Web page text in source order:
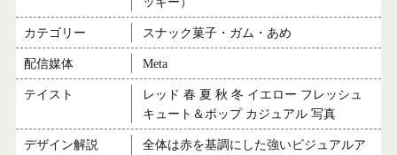
カテゴリー スナック菓子・ガム・あめ
配信媒体 Meta
テイスト
レッド 春 夏 秋 冬 イエロー フレッシュ
キュート＆ポップ カジュアル 写真
デザイン解説
全体は赤を基調にした強いビジュアルア